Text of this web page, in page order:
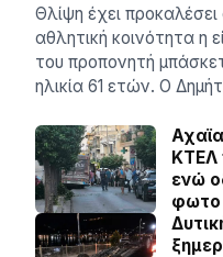
Θλίψη έχει προκαλέσει
αθλητική κοινότητα η
του προπονητή
ηλικία 61 ετών. Ο
ΚΤΕΛ
ενώ
φωτο